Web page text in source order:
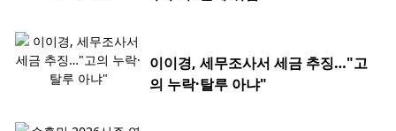
이이경, 세무조사서 세금 추징…"고
의 누락·탈루 아냐"